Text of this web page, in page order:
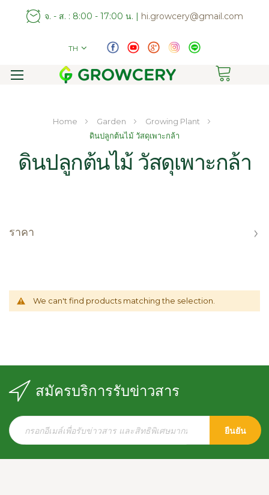
จ. - ส. : 8:00 - 17:00 น. | hi.growcery@gmail.com
TH
Home Garden
Growing Plant
ดินปลูกต้นไม้ วัสดุเพาะกล้า
ดินปลูกต้นไม้ วัสดุเพาะกล้า
ราคา
We can't find products matching the selection.
สมัครบริการรับข่าวสาร
ยืนยัน